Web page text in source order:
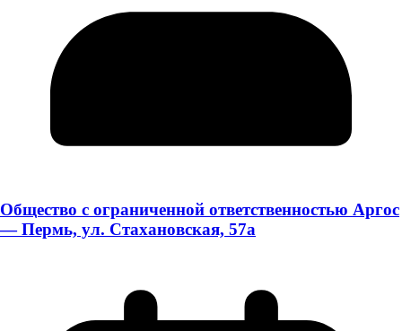
Общество с ограниченной ответственностью Аргос
— Пермь, ул. Стахановская, 57а